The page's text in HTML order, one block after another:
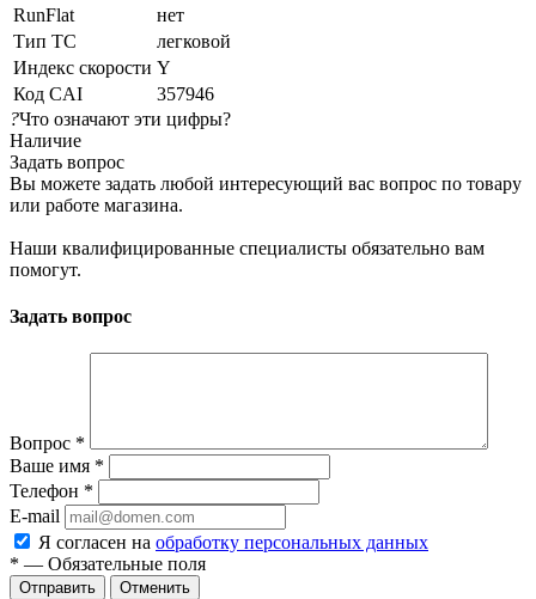
RunFlat
нет
Тип ТС
легковой
Индекс скорости Y
Код CAI
357946
?Что означают эти цифры?
Наличие
Задать вопрос
Вы можете задать любой интересующий вас вопрос по товару
или работе магазина.
Наши квалифицированные специалисты обязательно вам
помогут.
Задать вопрос
Вопрос *
Ваше имя *
Телефон *
E-mail
Я согласен на обработку персональных данных
* — Обязательные поля
Отменить